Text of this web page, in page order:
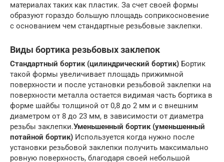
материалах таких как пластик. За счет своей формы
образуют гораздо большую площадь соприкосновение
с основанием чем стандартные резьбовые заклепки.
Виды бортика резьбовых заклепок
Стандартный бортик (цилиндрический бортик) Бортик
такой формы увеличивает площадь прижимной
поверхности и после установки резьбовой заклепки на
поверхности металла остается видимая часть бортика в
форме шайбы толщиной от 0,8 до 2 мм и с внешним
диаметром от 8 до 23 мм, в зависимости от диаметра
резьбы заклепки.Уменьшенный бортик (уменьшенный
потайной бортик) Используется когда нужно после
установки резьбовой заклепки получить максимально
ровную поверхность, благодаря своей небольшой